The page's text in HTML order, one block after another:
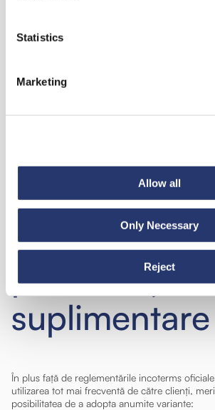
Statistics
Marketing
Allow all
Only Necessary
Reject
expediere:
posibilități
suplimentare
În plus față de reglementările incoterms
utilizarea tot mai frecventă de către clienți,
posibilitatea de a adopta anumite variante: